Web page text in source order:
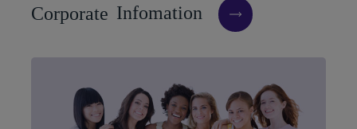
Corporate Infomation